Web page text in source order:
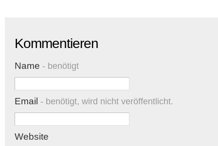
Kommentieren
Name - benötigt
Email - benötigt, wird nicht veröffentlicht.
Website